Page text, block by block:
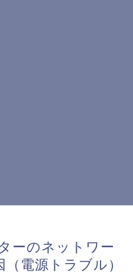
ーのネットワー
電源トラブル）